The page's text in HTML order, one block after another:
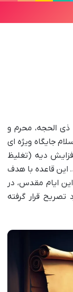
ذی الحجه، محرم و
جایگاه ویژه ای
دیه (تغلیظ
قاعده با هدف
ایام مقدس، در
تصریح قرار گرفته